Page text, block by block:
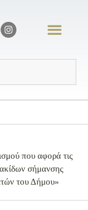
που αφορά τις
σήμανσης
του Δήμου»